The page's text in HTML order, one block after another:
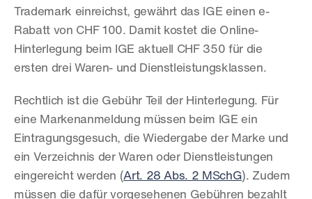
Trademark einreichst, gewährt das IGE einen e-
Rabatt von CHF 100. Damit kostet die Online-
Hinterlegung beim IGE aktuell CHF 350 für die
ersten drei Waren- und Dienstleistungsklassen.
Rechtlich ist die Gebühr Teil der Hinterlegung. Für
eine Markenanmeldung müssen beim IGE ein
Eintragungsgesuch, die Wiedergabe der Marke und
ein Verzeichnis der Waren oder Dienstleistungen
eingereicht werden (Art. 28 Abs. 2 MSchG). Zudem
müssen die dafür vorgesehenen Gebühren bezahlt